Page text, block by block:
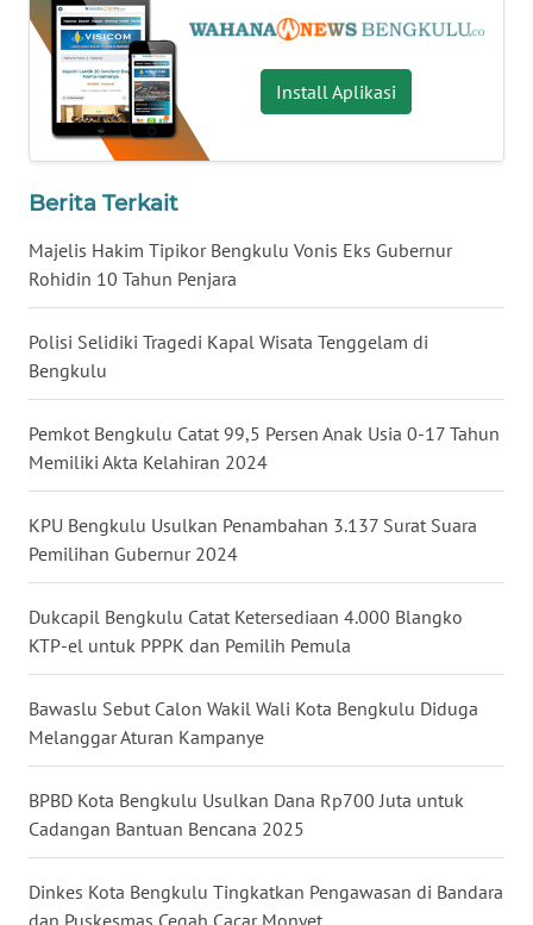
Install Aplikasi
Berita Terkait
Majelis Hakim Tipikor Bengkulu Vonis Eks Gubernur
Rohidin 10 Tahun Penjara
Polisi Selidiki Tragedi Kapal Wisata Tenggelam di
Bengkulu
Pemkot Bengkulu Catat 99,5 Persen Anak Usia 0-17 Tahun
Memiliki Akta Kelahiran 2024
KPU Bengkulu Usulkan Penambahan 3.137 Surat Suara
Pemilihan Gubernur 2024
Dukcapil Bengkulu Catat Ketersediaan 4.000 Blangko
KTP-el untuk PPPK dan Pemilih Pemula
Bawaslu Sebut Calon Wakil Wali Kota Bengkulu Diduga
Melanggar Aturan Kampanye
BPBD Kota Bengkulu Usulkan Dana Rp700 Juta untuk
Cadangan Bantuan Bencana 2025
Dinkes Kota Bengkulu Tingkatkan Pengawasan di Bandara
JOGJA
JATIM
BALI
WN
KALBAR
WN
KALTENG
WN
KALTARA
WN
KALSEL
WN
KALTIM
WN
SULSEL
WN
GORONTALO
SULUT